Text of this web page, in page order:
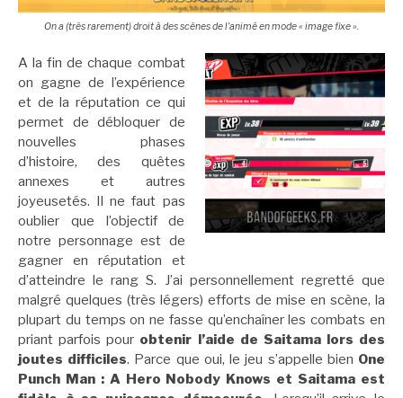
On a (très rarement) droit à des scènes de l’animé en mode « image fixe ».
A la fin de chaque combat
on gagne de l’expérience
et de la réputation ce qui
permet de débloquer de
nouvelles phases
d’histoire, des quêtes
annexes et autres
joyeusetés. Il ne faut pas
oublier que l’objectif de
notre personnage est de
gagner en réputation et
d’atteindre le rang S. J’ai personnellement regretté que
malgré quelques (très légers) efforts de mise en scène, la
plupart du temps on ne fasse qu’enchaîner les combats en
priant parfois pour obtenir l’aide de Saitama lors des
joutes difficiles. Parce que oui, le jeu s’appelle bien One
Punch Man : A Hero Nobody Knows et Saitama est